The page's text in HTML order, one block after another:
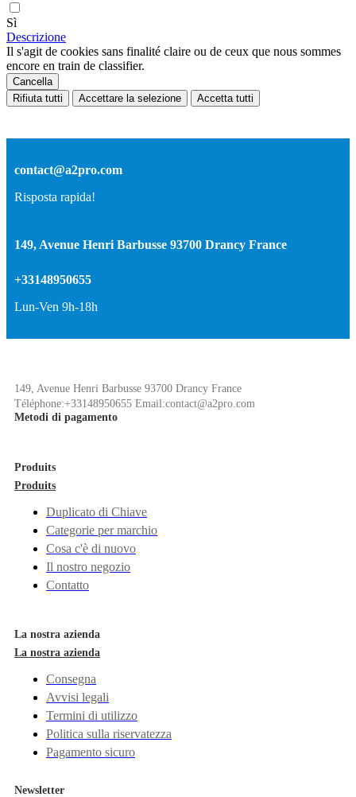
Sì
Descrizione
Il s'agit de cookies sans finalité claire ou de ceux que nous sommes
encore en train de classifier.
Cancella
Rifiuta tutti
Accettare la selezione Accetta tutti
contact@a2pro.com
Risposta rapida!
149, Avenue Henri Barbusse 93700 Drancy France
+33148950655
Lun-Ven 9h-18h
149, Avenue Henri Barbusse 93700 Drancy France
Téléphone:+33148950655 Email:contact@a2pro.com
Metodi di pagamento
Produits
Produits
Duplicato di Chiave
Categorie per marchio
Cosa c'è di nuovo
Il nostro negozio
Contatto
La nostra azienda
La nostra azienda
Consegna
Avvisi legali
Termini di utilizzo
Politica sulla riservatezza
Pagamento sicuro
Newsletter